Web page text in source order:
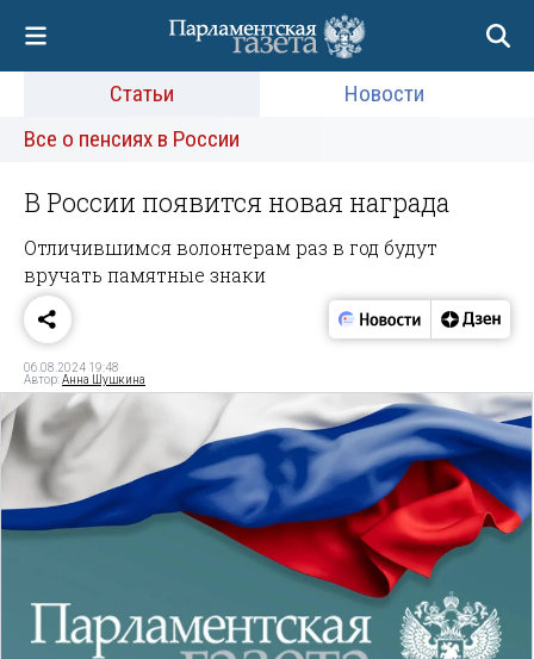
Статьи
Новости
Все о пенсиях в России
В России появится новая награда
Отличившимся волонтерам раз в год будут
вручать памятные знаки
06.08.2024 19:48
Автор:Анна Шушкина